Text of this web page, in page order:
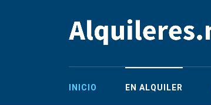
INICIO EN ALQUILER